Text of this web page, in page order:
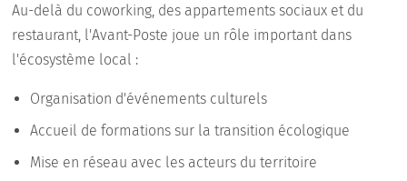
Au-delà du coworking, des appartements sociaux et du
restaurant, l'Avant-Poste joue un rôle important dans
l'écosystème local :
Organisation d'événements culturels
Accueil de formations sur la transition écologique
Mise en réseau avec les acteurs du territoire